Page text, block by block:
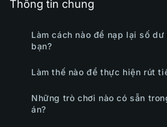
Thông tin chung
Làm cách nào để nạp lại số dư
bạn?
Làm thế nào để thực hiện rút
Những trò chơi nào có sẵn
án?